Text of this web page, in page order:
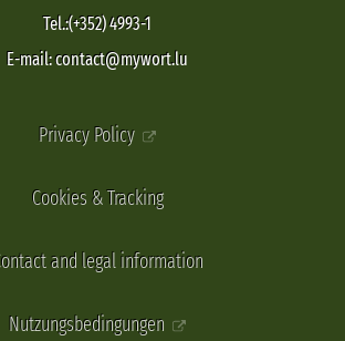
Tel.:(+352) 4993-1
E-mail: contact@mywort.lu
Privacy Policy
Cookies & Tracking
and legal information
Nutzungsbedingungen